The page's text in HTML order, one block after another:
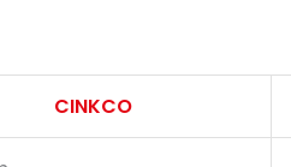
CINKCO